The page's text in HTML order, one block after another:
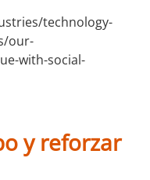
technology-
our-
with-social-
y reforzar